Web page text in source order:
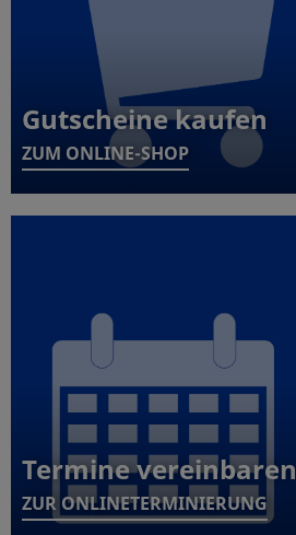
Gutscheine kaufen
ZUM ONLINE-SHOP
Termine vereinbaren
ZUR ONLINETERMINIERUNG